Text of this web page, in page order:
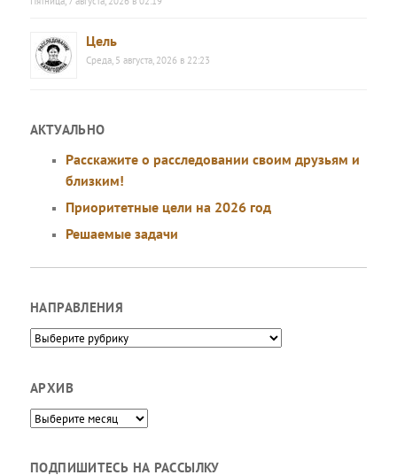
Цель
Среда, 5 августа, 2026 в 22:23
АКТУАЛЬНО
Расскажите о расследовании своим друзьям и
близким!
Приоритетные цели на 2026 год
Решаемые задачи
НАПРАВЛЕНИЯ
Направления
АРХИВ
Архив
ПОДПИШИТЕСЬ НА РАССЫЛКУ